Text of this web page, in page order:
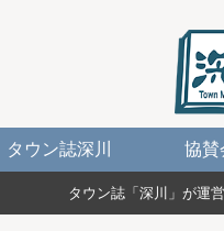
タウン誌深川 協賛
タウン誌「深川」が運